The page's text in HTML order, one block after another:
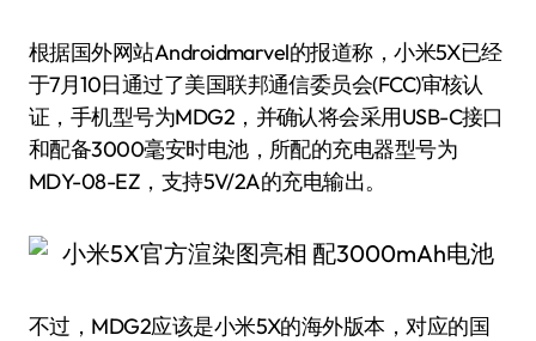
根据国外网站Androidmarvel的报道称，小米5X已经
于7月10日通过了美国联邦通信委员会(FCC)审核认
证，手机型号为MDG2，并确认将会采用USB-C接口
和配备3000毫安时电池，所配的充电器型号为
MDY-08-EZ，支持5V/2A的充电输出。
不过，MDG2应该是小米5X的海外版本，对应的国